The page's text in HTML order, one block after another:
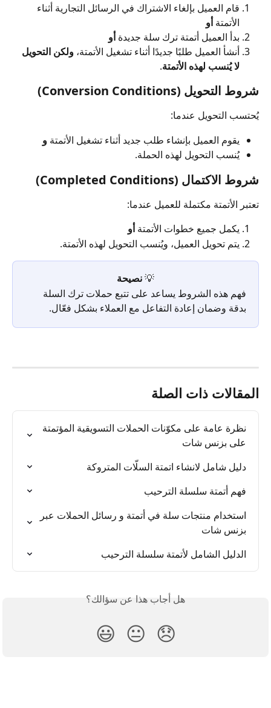
قام العميل بإلغاء الاشتراك في الرسائل التجارية أثناء
الأتمتة أو
بدأ العميل أتمتة ترك سلة جديدة أو
أنشأ العميل طلبًا جديدًا أثناء تشغيل الأتمتة، ولكن التحويل
لا يُنسب لهذه الأتمتة.
شروط التحويل (Conversion Conditions)
يُحتسب التحويل عندما:
يقوم العميل بإنشاء طلب جديد أثناء تشغيل الأتمتة و
يُنسب التحويل لهذه الحملة.
شروط الاكتمال (Completed Conditions)
تعتبر الأتمتة مكتملة للعميل عندما:
يكمل جميع خطوات الأتمتة أو
يتم تحويل العميل، ويُنسب التحويل لهذه الأتمتة.
💡 نصيحة
فهم هذه الشروط يساعد على تتبع حملات ترك السلة
بدقة وضمان إعادة التفاعل مع العملاء بشكل فعّال.
المقالات ذات الصلة
نظرة عامة على مكوّنات الحملات التسويقية المؤتمتة
على بزنس شات
دليل شامل لانشاء اتمتة السلّات المتروكة
فهم أتمتة سلسلة الترحيب
استخدام منتجات سلة في أتمتة و رسائل الحملات عبر
بزنس شات
الدليل الشامل لأتمتة سلسلة الترحيب
هل أجاب هذا عن سؤالك؟
😞
😐
😃